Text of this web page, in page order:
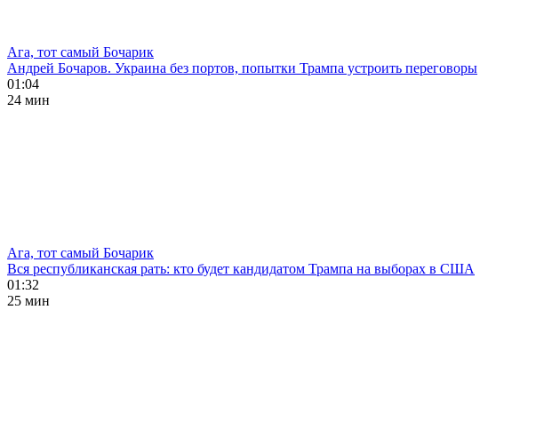
Ага, тот самый Бочарик
Андрей Бочаров. Украина без портов, попытки Трампа устроить переговоры
01:04
24 мин
Ага, тот самый Бочарик
Вся республиканская рать: кто будет кандидатом Трампа на выборах в США
01:32
25 мин